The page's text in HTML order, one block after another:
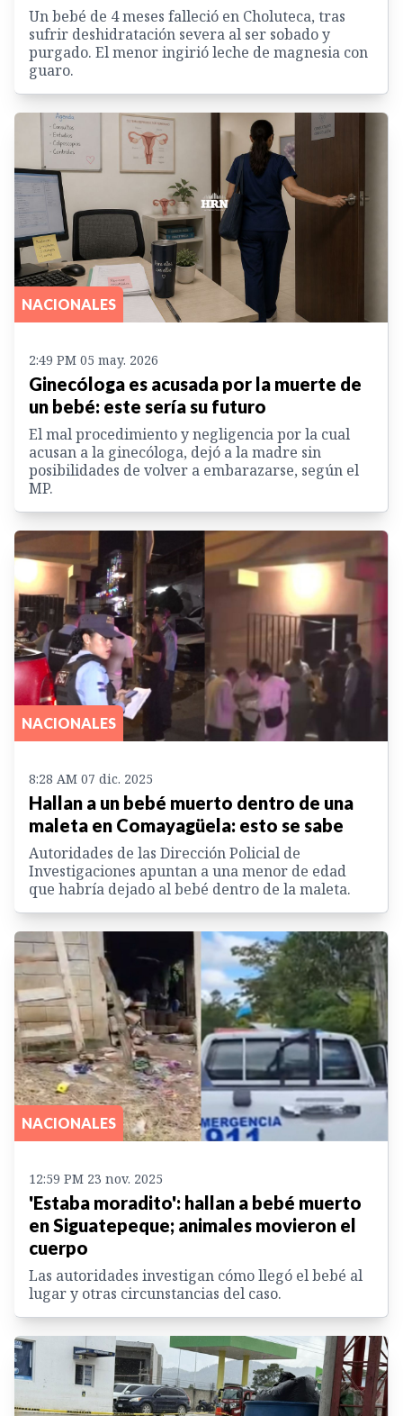
Un bebé de 4 meses falleció en Choluteca, tras
sufrir deshidratación severa al ser sobado y
purgado. El menor ingirió leche de magnesia con
guaro.
NACIONALES
2:49 PM 05 may. 2026
Ginecóloga es acusada por la muerte de
un bebé: este sería su futuro
El mal procedimiento y negligencia por la cual
acusan a la ginecóloga, dejó a la madre sin
posibilidades de volver a embarazarse, según el
MP.
NACIONALES
8:28 AM 07 dic. 2025
Hallan a un bebé muerto dentro de una
maleta en Comayagüela: esto se sabe
Autoridades de las Dirección Policial de
Investigaciones apuntan a una menor de edad
que habría dejado al bebé dentro de la maleta.
NACIONALES
12:59 PM 23 nov. 2025
'Estaba moradito': hallan a bebé muerto
en Siguatepeque; animales movieron el
cuerpo
Las autoridades investigan cómo llegó el bebé al
lugar y otras circunstancias del caso.